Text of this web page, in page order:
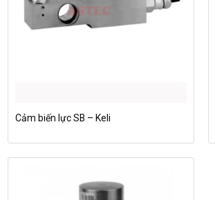
Cảm biến lực SB – Keli